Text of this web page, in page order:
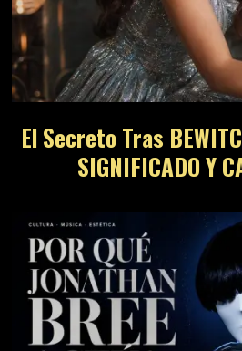
El Secreto Tras
SIGNIFICADO Y